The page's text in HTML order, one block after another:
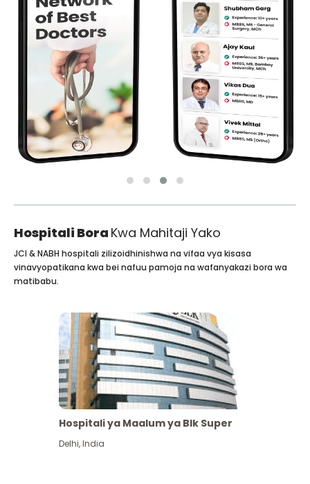
Hospitali Bora Kwa Mahitaji Yako
JCI & NABH hospitali zilizoidhinishwa na vifaa vya kisasa
vinavyopatikana kwa bei nafuu pamoja na wafanyakazi bora wa
matibabu.
Hospitali ya Maalum ya Blk Super
Delhi,India